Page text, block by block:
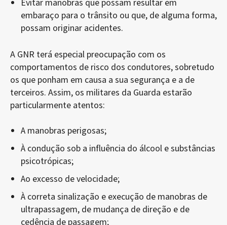
Evitar manobras que possam resultar em
embaraço para o trânsito ou que, de alguma forma,
possam originar acidentes.
A GNR terá especial preocupação com os
comportamentos de risco dos condutores, sobretudo
os que ponham em causa a sua segurança e a de
terceiros. Assim, os militares da Guarda estarão
particularmente atentos:
A manobras perigosas;
À condução sob a influência do álcool e substâncias
psicotrópicas;
Ao excesso de velocidade;
À correta sinalização e execução de manobras de
ultrapassagem, de mudança de direção e de
cedência de passagem;